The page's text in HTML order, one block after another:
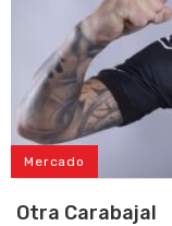
Mercado
Otra Carabajal